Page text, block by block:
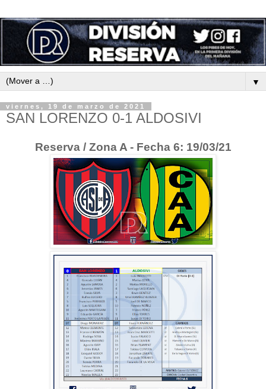
▼
viernes, 19 de marzo de 2021
SAN LORENZO 0-1 ALDOSIVI
Reserva / Zona A - Fecha 6: 19/03/21